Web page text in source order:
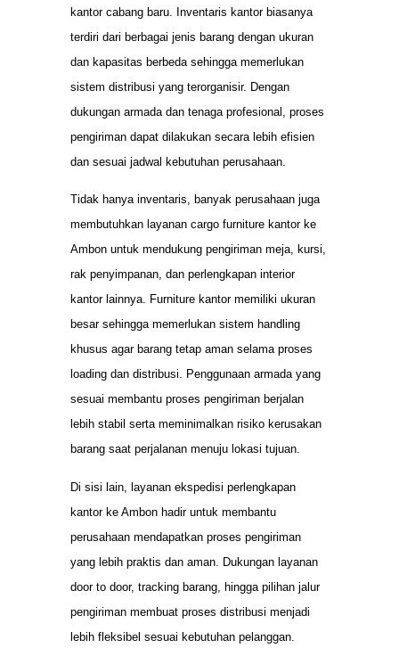
kantor cabang baru. Inventaris kantor biasanya
terdiri dari berbagai jenis barang dengan ukuran
dan kapasitas berbeda sehingga memerlukan
sistem distribusi yang terorganisir. Dengan
dukungan armada dan tenaga profesional, proses
pengiriman dapat dilakukan secara lebih efisien
dan sesuai jadwal kebutuhan perusahaan.
Tidak hanya inventaris, banyak perusahaan juga
membutuhkan layanan cargo furniture kantor ke
Ambon untuk mendukung pengiriman meja, kursi,
rak penyimpanan, dan perlengkapan interior
kantor lainnya. Furniture kantor memiliki ukuran
besar sehingga memerlukan sistem handling
khusus agar barang tetap aman selama proses
loading dan distribusi. Penggunaan armada yang
sesuai membantu proses pengiriman berjalan
lebih stabil serta meminimalkan risiko kerusakan
barang saat perjalanan menuju lokasi tujuan.
Di sisi lain, layanan ekspedisi perlengkapan
kantor ke Ambon hadir untuk membantu
perusahaan mendapatkan proses pengiriman
yang lebih praktis dan aman. Dukungan layanan
door to door, tracking barang, hingga pilihan jalur
pengiriman membuat proses distribusi menjadi
lebih fleksibel sesuai kebutuhan pelanggan.